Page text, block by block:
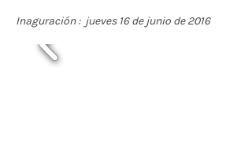
Inaguración : jueves 16 de junio de 2016